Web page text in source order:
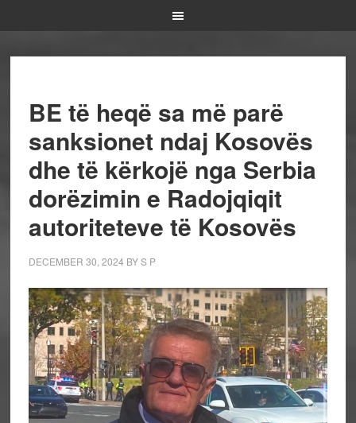
BE të heqë sa më parë
sanksionet ndaj Kosovës
dhe të kërkojë nga Serbia
dorëzimin e Radojqiqit
autoriteteve të Kosovës
DECEMBER 30, 2024 BYS P